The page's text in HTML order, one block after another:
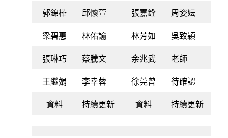
郭錦樺 邱懷萱 張嘉銓 周姿妘
梁碧惠 林佑諭 林芳如 吳致穎
張琳巧 蔡騰文 余兆武 老師
王繼娟 李幸蓉 徐莞曾 待確認
資料 持續更新 資料 持續更新